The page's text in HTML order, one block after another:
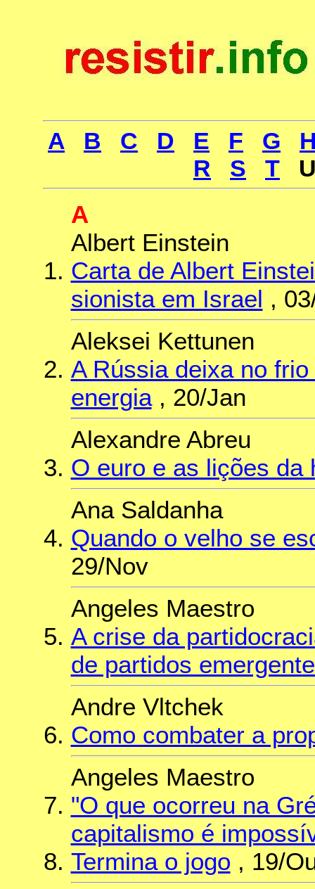
A B C D E F G
R
S T
A
Albert Einstein
Carta de Albert
sionista em Israel ,
Aleksei Kettunen
A Rússia deixa no
energia, 20/Jan
Alexandre Abreu
O euro e as lições da
Ana Saldanha
Quando o velho se
29/Nov
Angeles Maestro
A crise da
de partidos
Andre Vltchek
Como combater a
Angeles Maestro
"O que ocorreu na
capitalismo é
Termina o jogo , 19/